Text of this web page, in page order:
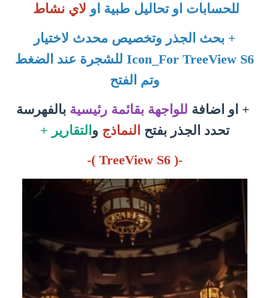
للحسابات او تحاليل طبية او لاي نشاط
+ بحث الجذر وتخصيص محدث لاختيار
Icon_For TreeView S6 للشجرة عند الضغط
وتم الفتح
+ او اضافة للواجهة بقائمة رئيسية بالفهرسة
تحدد الجذر بفتح النماذج و التقارير +
-( TreeView S6 )-